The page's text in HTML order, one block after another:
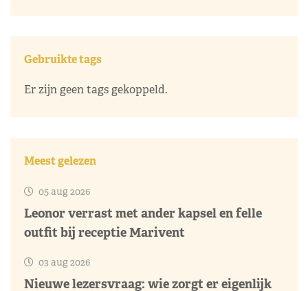
Gebruikte tags
Er zijn geen tags gekoppeld.
Meest gelezen
05 aug 2026
Leonor verrast met ander kapsel en felle
outfit bij receptie Marivent
03 aug 2026
Nieuwe lezersvraag: wie zorgt er eigenlijk